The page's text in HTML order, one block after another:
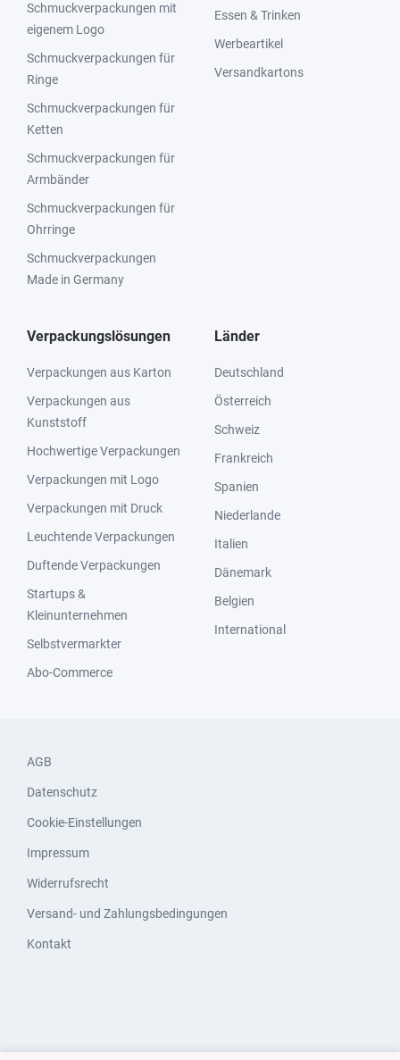
Schmuckverpackungen mit
eigenem Logo
Schmuckverpackungen für
Ringe
Schmuckverpackungen für
Ketten
Schmuckverpackungen für
Armbänder
Schmuckverpackungen für
Ohrringe
Schmuckverpackungen
Made in Germany
Essen & Trinken
Werbeartikel
Versandkartons
Verpackungslösungen
Verpackungen aus Karton
Verpackungen aus
Kunststoff
Hochwertige Verpackungen
Verpackungen mit Logo
Verpackungen mit Druck
Leuchtende Verpackungen
Duftende Verpackungen
Startups &
Kleinunternehmen
Selbstvermarkter
Abo-Commerce
Länder
Deutschland
Österreich
Schweiz
Frankreich
Spanien
Niederlande
Italien
Dänemark
Belgien
International
AGB
Datenschutz
Cookie-Einstellungen
Impressum
Widerrufsrecht
Versand- und Zahlungsbedingungen
Kontakt